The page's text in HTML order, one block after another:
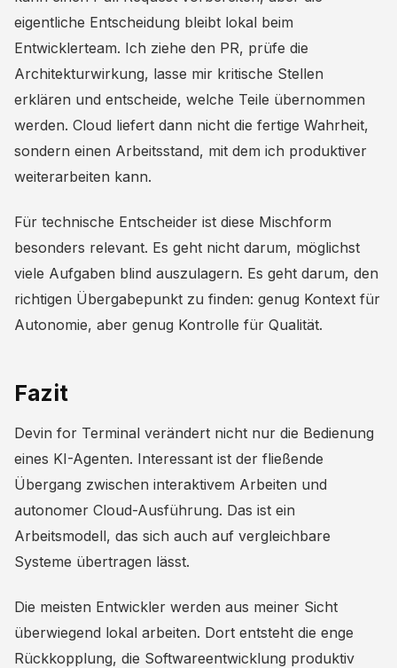
eigentliche Entscheidung bleibt lokal beim
Entwicklerteam. Ich ziehe den PR, prüfe die
Architekturwirkung, lasse mir kritische Stellen
erklären und entscheide, welche Teile übernommen
werden. Cloud liefert dann nicht die fertige Wahrheit,
sondern einen Arbeitsstand, mit dem ich produktiver
weiterarbeiten kann.
Für technische Entscheider ist diese Mischform
besonders relevant. Es geht nicht darum, möglichst
viele Aufgaben blind auszulagern. Es geht darum, den
richtigen Übergabepunkt zu finden: genug Kontext für
Autonomie, aber genug Kontrolle für Qualität.
Fazit
Devin for Terminal verändert nicht nur die Bedienung
eines KI-Agenten. Interessant ist der fließende
Übergang zwischen interaktivem Arbeiten und
autonomer Cloud-Ausführung. Das ist ein
Arbeitsmodell, das sich auch auf vergleichbare
Systeme übertragen lässt.
Die meisten Entwickler werden aus meiner Sicht
überwiegend lokal arbeiten. Dort entsteht die enge
Rückkopplung, die Softwareentwicklung produktiv